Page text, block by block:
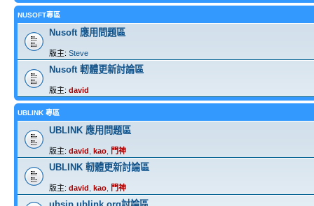
NUSOFT專區
Nusoft 應用問題區
版主: Steve
Nusoft 軔體更新討論區
版主: david
UBLINK 專區
UBLINK 應用問題區
版主: david kao 門神
UBLINK 軔體更新討論區
版主: david kao 門神